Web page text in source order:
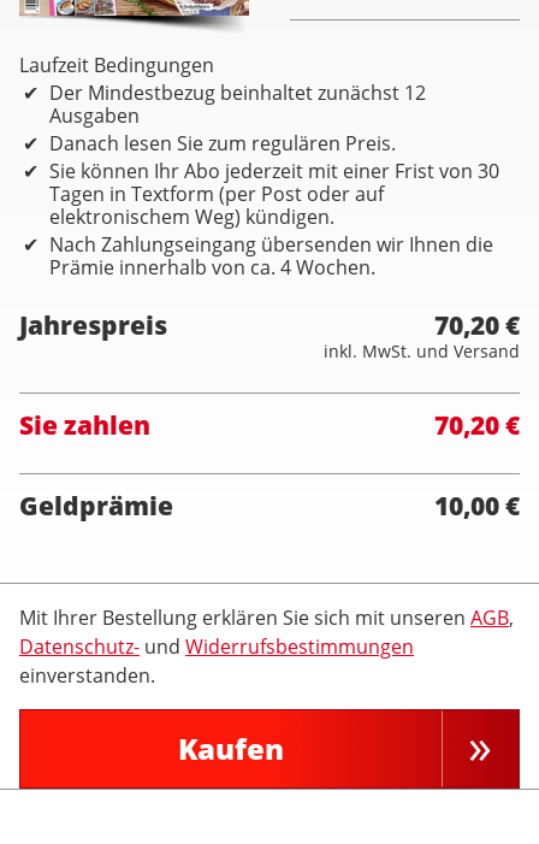
Laufzeit Bedingungen
Der Mindestbezug beinhaltet zunächst 12
Ausgaben
Danach lesen Sie zum regulären Preis.
Sie können Ihr Abo jederzeit mit einer Frist von 30
Tagen in Textform (per Post oder auf
elektronischem Weg) kündigen.
Nach Zahlungseingang übersenden wir Ihnen die
Prämie innerhalb von ca. 4 Wochen.
Jahrespreis 70,20 €
inkl. MwSt. und Versand
Sie zahlen 70,20 €
Geldprämie 10,00 €
Mit Ihrer Bestellung erklären Sie sich mit unseren AGB,
Datenschutz- und Widerrufsbestimmungen
einverstanden.
Kaufen